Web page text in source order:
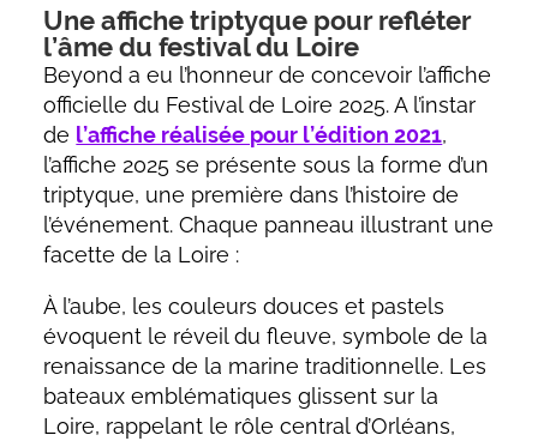
Une affiche triptyque pour refléter
l’âme du festival du Loire
Beyond a eu l’honneur de concevoir l’affiche
officielle du Festival de Loire 2025. A l’instar
de l’affiche réalisée pour l’édition 2021,
l’affiche 2025 se présente sous la forme d’un
triptyque, une première dans l’histoire de
l’événement. Chaque panneau illustrant une
facette de la Loire :
À l’aube, les couleurs douces et pastels
évoquent le réveil du fleuve, symbole de la
renaissance de la marine traditionnelle. Les
bateaux emblématiques glissent sur la
Loire, rappelant le rôle central d’Orléans,